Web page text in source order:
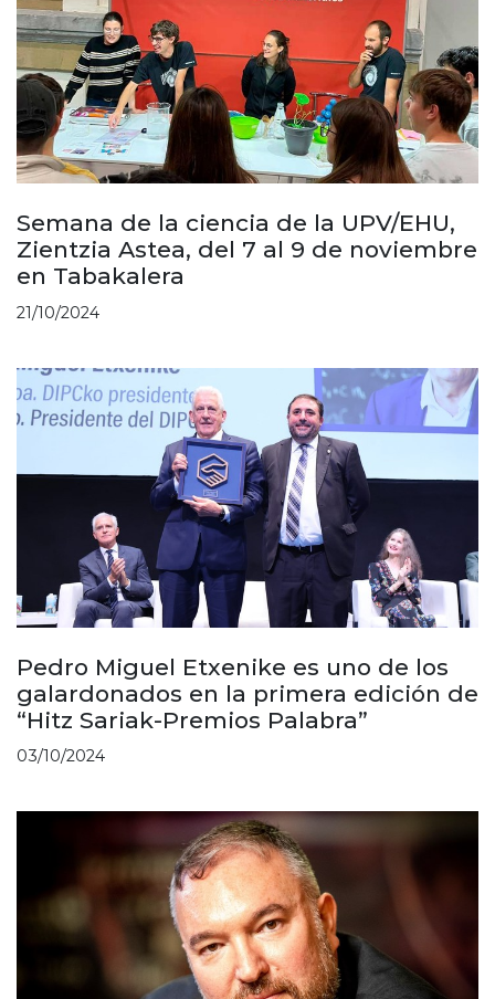
Semana de la ciencia de la UPV/EHU,
Zientzia Astea, del 7 al 9 de noviembre
en Tabakalera
21/10/2024
Pedro Miguel Etxenike es uno de los
galardonados en la primera edición de
“Hitz Sariak-Premios Palabra”
03/10/2024